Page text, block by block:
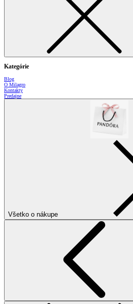
Kategórie
Blog
O Milagro
Kontakty
Predajne
Všetko o nákupe